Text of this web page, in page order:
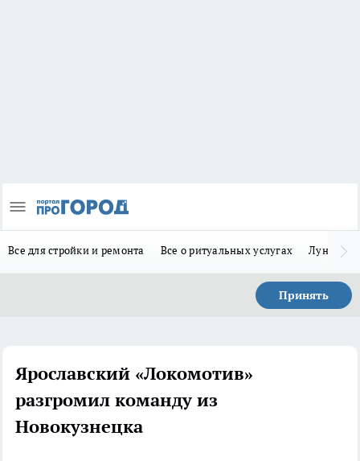
Все для стройки и ремонта Все о ритуальных услугах Лунно-
Принять
Ярославский «Локомотив»
разгромил команду из
Новокузнецка